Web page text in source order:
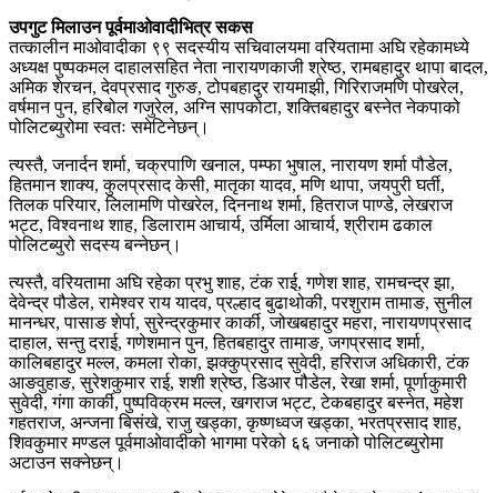
उपगुट मिलाउन पूर्वमाओवादीभित्र सकस
तत्कालीन माओवादीका ९९ सदस्यीय सचिवालयमा वरियतामा अघि रहेकामध्ये
अध्यक्ष पुष्पकमल दाहालसहित नेता नारायणकाजी श्रेष्ठ, रामबहादुर थापा बादल,
अमिक शेरचन, देवप्रसाद गुरुङ, टोपबहादुर रायमाझी, गिरिराजमणि पोखरेल,
वर्षमान पुन, हरिबोल गजुरेल, अग्नि सापकोटा, शक्तिबहादुर बस्नेत नेकपाको
पोलिटब्युरोमा स्वतः समेटिनेछन्।
त्यस्तै, जनार्दन शर्मा, चक्रपाणि खनाल, पम्फा भुषाल, नारायण शर्मा पौडेल,
हितमान शाक्य, कुलप्रसाद केसी, मातृका यादव, मणि थापा, जयपुरी घर्ती,
तिलक परियार, लिलामणि पोखरेल, दिननाथ शर्मा, हितराज पाण्डे, लेखराज
भट्ट, विश्वनाथ शाह, डिलाराम आचार्य, उर्मिला आचार्य, श्रीराम ढकाल
पोलिटब्युरो सदस्य बन्नेछन्।
त्यस्तै, वरियतामा अघि रहेका प्रभु शाह, टंक राई, गणेश शाह, रामचन्द्र झा,
देवेन्द्र पौडेल, रामेश्वर राय यादव, प्रल्हाद बुढाथोकी, परशुराम तामाङ, सुनील
मानन्धर, पासाङ शेर्पा, सुरेन्द्रकुमार कार्की, जोखबहादुर महरा, नारायणप्रसाद
दाहाल, सन्तु दराई, गणेशमान पुन, हितबहादुर तामाङ, जगप्रसाद शर्मा,
कालिबहादुर मल्ल, कमला रोका, झक्कुप्रसाद सुवेदी, हरिराज अधिकारी, टंक
आङवुहाङ, सुरेशकुमार राई, शशी श्रेष्ठ, डिआर पौडेल, रेखा शर्मा, पूर्णाकुमारी
सुवेदी, गंगा कार्की, पुष्पविक्रम मल्ल, खगराज भट्ट, टेकबहादुर बस्नेत, महेश
गहतराज, अन्जना बिसंखे, राजु खड्का, कृष्णध्वज खड्का, भरतप्रसाद शाह,
शिवकुमार मण्डल पूर्वमाओवादीको भागमा परेको ६६ जनाको पोलिटब्युरोमा
अटाउन सक्नेछन्।